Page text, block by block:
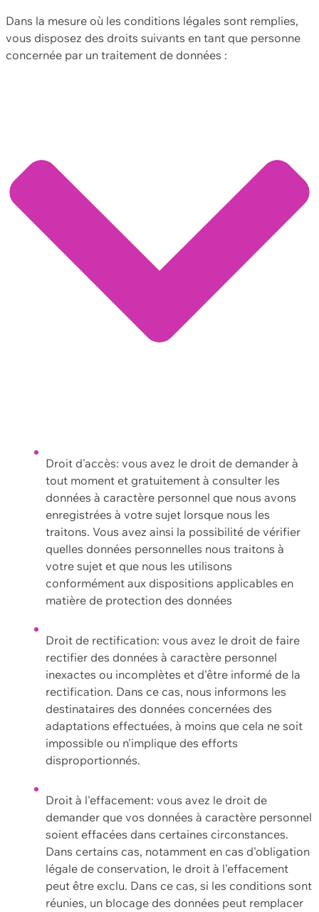
Dans la mesure où les conditions légales sont remplies,
vous disposez des droits suivants en tant que personne
concernée par un traitement de données :
Droit d'accès: vous avez le droit de demander à
tout moment et gratuitement à consulter les
données à caractère personnel que nous avons
enregistrées à votre sujet lorsque nous les
traitons. Vous avez ainsi la possibilité de vérifier
quelles données personnelles nous traitons à
votre sujet et que nous les utilisons
conformément aux dispositions applicables en
matière de protection des données
Droit de rectification: vous avez le droit de faire
rectifier des données à caractère personnel
inexactes ou incomplètes et d'être informé de la
rectification. Dans ce cas, nous informons les
destinataires des données concernées des
adaptations effectuées, à moins que cela ne soit
impossible ou n'implique des efforts
disproportionnés.
Droit à l'effacement: vous avez le droit de
demander que vos données à caractère personnel
soient effacées dans certaines circonstances.
Dans certains cas, notamment en cas d'obligation
légale de conservation, le droit à l'effacement
peut être exclu. Dans ce cas, si les conditions sont
réunies, un blocage des données peut remplacer